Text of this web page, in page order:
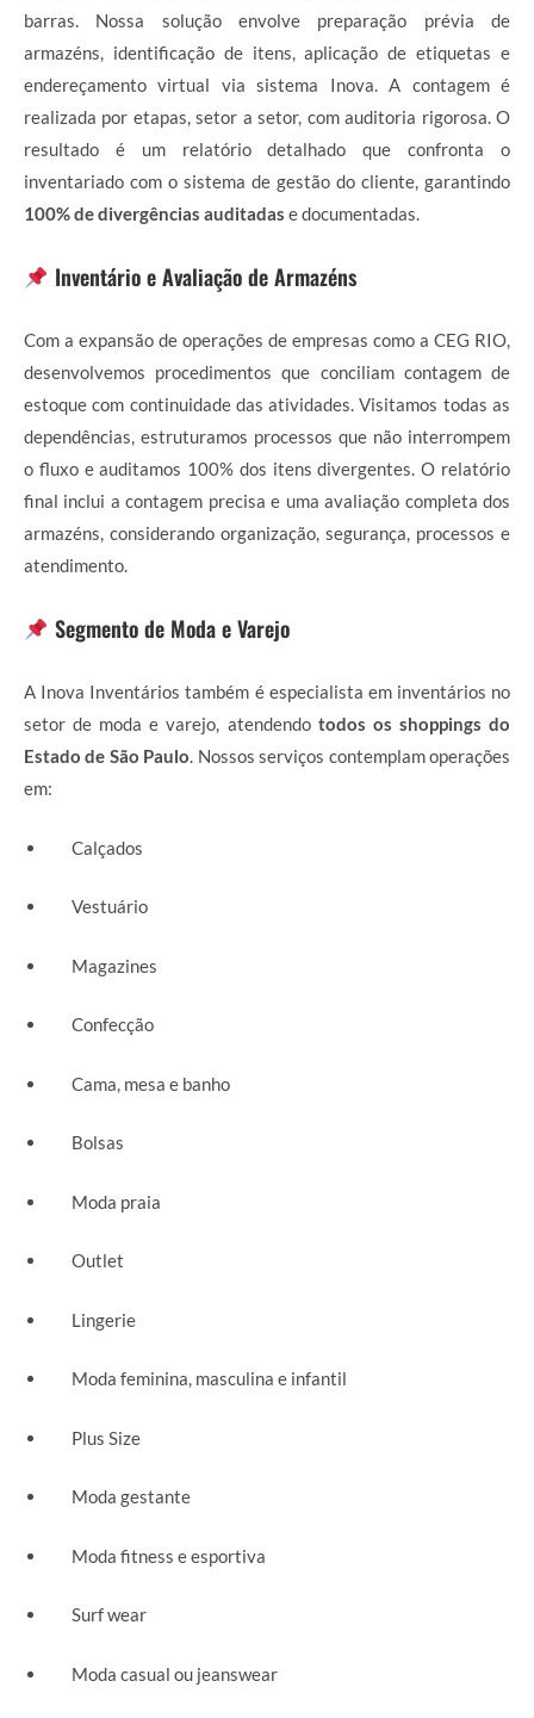
barras. Nossa solução envolve preparação prévia de
armazéns, identificação de itens, aplicação de etiquetas e
endereçamento virtual via sistema Inova. A contagem é
realizada por etapas, setor a setor, com auditoria rigorosa. O
resultado é um relatório detalhado que confronta o
inventariado com o sistema de gestão do cliente, garantindo
100% de divergências auditadas e documentadas.
Inventário e Avaliação de Armazéns
Com a expansão de operações de empresas como a CEG RIO,
desenvolvemos procedimentos que conciliam contagem de
estoque com continuidade das atividades. Visitamos todas as
dependências, estruturamos processos que não interrompem
o fluxo e auditamos 100% dos itens divergentes. O relatório
final inclui a contagem precisa e uma avaliação completa dos
armazéns, considerando organização, segurança, processos e
atendimento.
Segmento de Moda e Varejo
A Inova Inventários também é especialista em inventários no
setor de moda e varejo, atendendo todos os shoppings do
Estado de São Paulo. Nossos serviços contemplam operações
em:
Calçados
Vestuário
Magazines
Confecção
Cama, mesa e banho
Bolsas
Moda praia
Outlet
Lingerie
Moda feminina, masculina e infantil
Plus Size
Moda gestante
Moda fitness e esportiva
Surf wear
Moda casual ou jeanswear